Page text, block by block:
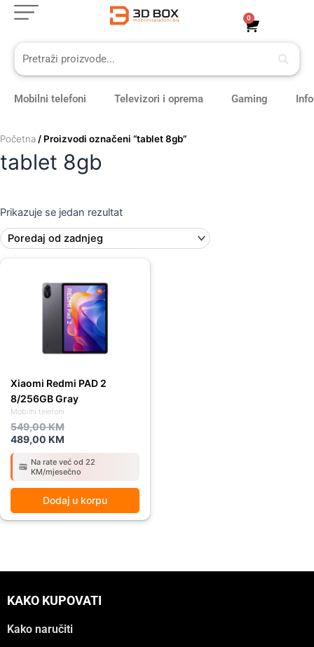
Skip
content
0
Cart
Mobilni telefoni Televizori i oprema Gaming
Početna / Proizvodi označeni “tablet 8gb”
tablet 8gb
Prikazuje se jedan rezultat
Mobilni telefoni
Xiaomi Redmi PAD 2
8/256GB Gray
549,00KM
549,00 KM.
489,00 KM
489,00 KM.
Na rate već od 22
KM/mjesečno
Dodaj u korpu
KAKO KUPOVATI
Kako naručiti